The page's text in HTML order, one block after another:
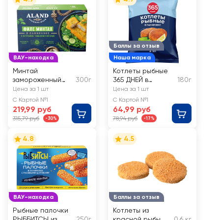
ВАУ-находка
Минтай
замороженный
ALAND с
петрушкой,
тимьяном и
орегано, филе в
панировке
300г
Цена за 1 шт
С Картой №1
219,99 руб
315,79 руб -30%
Баллы за отзыв
Наша марка
Котлеты рыбные
365 ДНЕЙ в
панировке
180г
Цена за 1 шт
С Картой №1
64,99 руб
78,94 руб -17%
ВАУ-находка
4.8
Рыбные палочки
Баллы за отзыв
4.5
Котлеты из